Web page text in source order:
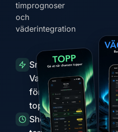
timprognoser
och
väderintegration
Smarta
Varningar
före
toppar
Short-